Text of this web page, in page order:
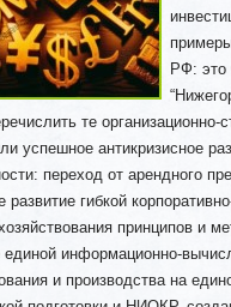
РФ: это
те
успешное антикризисное
переход от арендного
развитие гибкой
принципов и
единой информационно-
и производства на